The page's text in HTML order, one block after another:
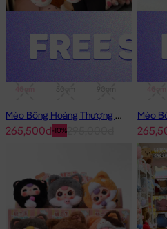
Mèo Bông Tam
Mèo Bông Tam Thể Baby đeo
những sản phẩmGấu Bông Mèo
được các bạn trẻ YÊU THÍCH
Mèo Bông Hoàng Thượng Cosplay Thỏ Hồng
-10%
265,500đ